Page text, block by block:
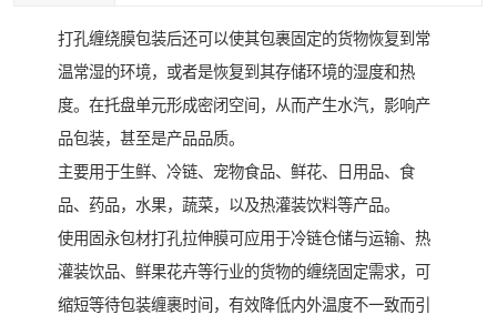
打孔缠绕膜包装后还可以使其包裹固定的货物恢复到常
温常湿的环境，或者是恢复到其存储环境的湿度和热
度。在托盘单元形成密闭空间，从而产生水汽，影响产
品包装，甚至是产品品质。
主要用于生鲜、冷链、宠物食品、鲜花、日用品、食
品、药品，水果，蔬菜，以及热灌装饮料等产品。
使用固永包材打孔拉伸膜可应用于冷链仓储与运输、热
灌装饮品、鲜果花卉等行业的货物的缠绕固定需求，可
缩短等待包装缠裹时间，有效降低内外温度不一致而引